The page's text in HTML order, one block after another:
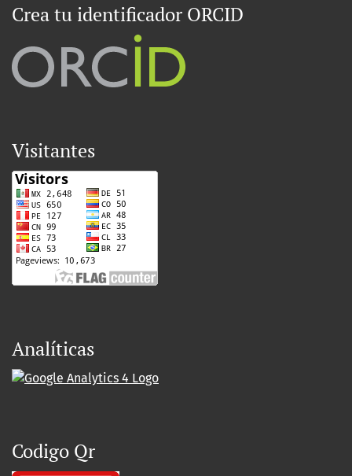
Crea tu identificador ORCID
Visitantes
Analíticas
Codigo Qr